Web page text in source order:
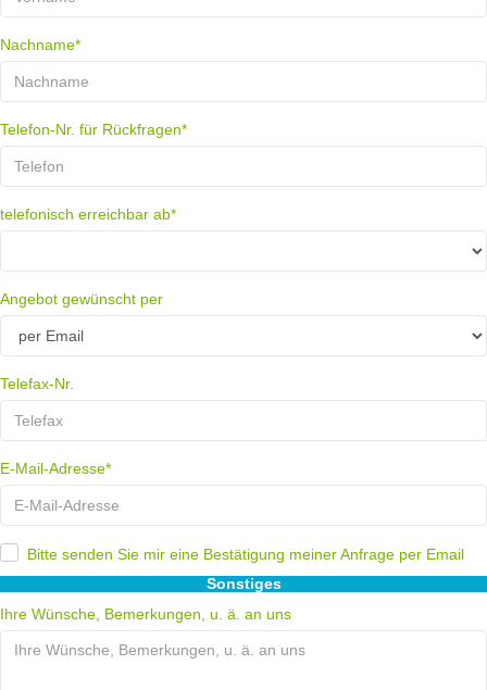
Nachname*
Telefon-Nr. für Rückfragen*
telefonisch erreichbar ab*
Angebot gewünscht per
Telefax-Nr.
E-Mail-Adresse*
Bitte senden Sie mir eine Bestätigung meiner Anfrage per Email
Sonstiges
Ihre Wünsche, Bemerkungen, u. ä. an uns